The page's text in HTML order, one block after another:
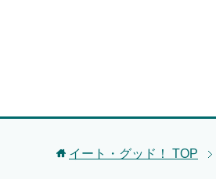
イート・グッド！ TOP